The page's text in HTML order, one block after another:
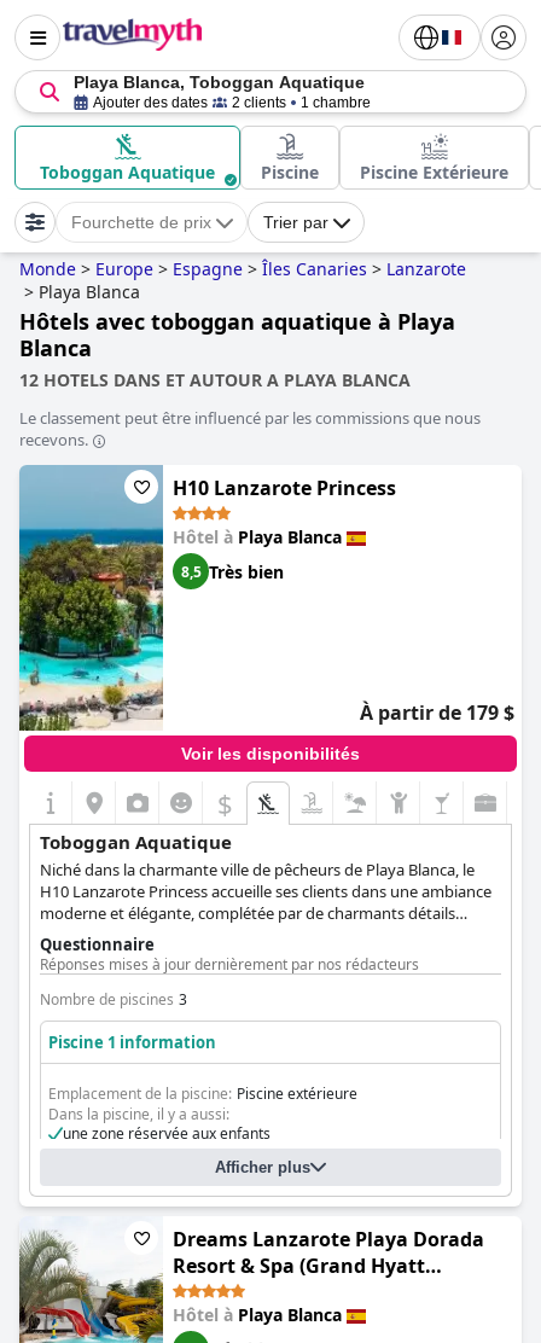
Playa Blanca, Toboggan Aquatique
Ajouter des dates 2 clients 1 chambre
Toboggan Aquatique Piscine Piscine Extérieure
Fourchette de prix Trier par
Monde > Europe > Espagne > Îles Canaries > Lanzarote
> Playa Blanca
Hôtels avec toboggan aquatique à Playa
Blanca
12 HOTELS DANS ET AUTOUR A PLAYA BLANCA
Le classement peut être influencé par les commissions que nous
recevons.
H10 Lanzarote Princess
Hôtel à Playa Blanca
8,5 Très bien
À partir de 179 $
Voir les disponibilités
$
Toboggan Aquatique
Niché dans la charmante ville de pêcheurs de Playa Blanca, le
H10 Lanzarote Princess accueille ses clients dans une ambiance
moderne et élégante, complétée par de charmants détails
vintage.L'hôtel dispose de deux piscines extérieures
accueillantes, dont l'une est spécialement conçue pour les
enfants et chauffée pendant les mois d'hiver. Cette piscine pour
enfants est un havre de paix, avec un bateau pirate ludique doté
d'un toboggan aquatique palpitant. Les enfants peuvent glisser
dans les eaux rafraîchissantes, créant ainsi des moments de joie
et de rire sans fin.
Questionnaire
Réponses mises à jour dernièrement par nos rédacteurs
Nombre de piscines 3
Piscine 1 information
Emplacement de la piscine: Piscine extérieure
Dans la piscine, il y a aussi:
une zone réservée aux enfants
Afficher plus
Dreams Lanzarote Playa Dorada
Resort & Spa (Grand Hyatt
Lanzarote Playa Dorada Resort)
Hôtel à Playa Blanca